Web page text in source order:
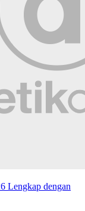
Lengkap dengan